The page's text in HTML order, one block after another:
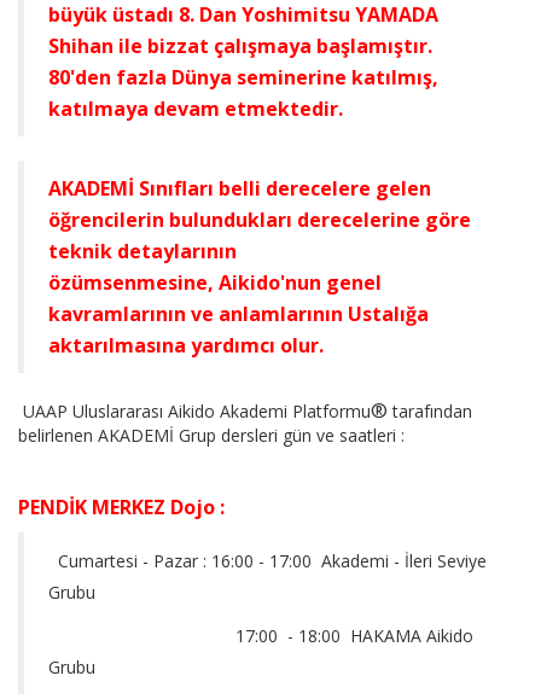
büyük üstadı 8. Dan Yoshimitsu YAMADA
Shihan ile bizzat çalışmaya başlamıştır.
80'den fazla Dünya seminerine katılmış,
katılmaya devam etmektedir.
AKADEMİ Sınıfları belli derecelere gelen
öğrencilerin bulundukları derecelerine göre
teknik detaylarının
özümsenmesine, Aikido'nun genel
kavramlarının ve anlamlarının Ustalığa
aktarılmasına yardımcı olur.
UAAP Uluslararası Aikido Akademi Platformu® tarafından
belirlenen AKADEMİ Grup dersleri gün ve saatleri :
PENDİK MERKEZ Dojo :
Cumartesi - Pazar : 16:00 - 17:00 Akademi - İleri Seviye
Grubu
17:00 - 18:00 HAKAMA Aikido
Grubu